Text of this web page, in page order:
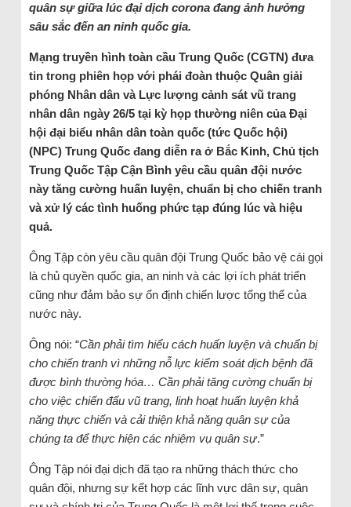
quân sự giữa lúc đại dịch corona đang ảnh hưởng
sâu sắc đến an ninh quốc gia.
Mạng truyền hình toàn cầu Trung Quốc (CGTN) đưa
tin trong phiên họp với phái đoàn thuộc Quân giải
phóng Nhân dân và Lực lượng cảnh sát vũ trang
nhân dân ngày 26/5 tại kỳ họp thường niên của Đại
hội đại biểu nhân dân toàn quốc (tức Quốc hội)
(NPC) Trung Quốc đang diễn ra ở Bắc Kinh, Chủ tịch
Trung Quốc Tập Cận Bình yêu cầu quân đội nước
này tăng cường huấn luyện, chuẩn bị cho chiến tranh
và xử lý các tình huống phức tạp đúng lúc và hiệu
quả.
Ông Tập còn yêu cầu quân đội Trung Quốc bảo vệ cái gọi
là chủ quyền quốc gia, an ninh và các lợi ích phát triển
cũng như đảm bảo sự ổn định chiến lược tổng thể của
nước này.
Ông nói: “Cần phải tìm hiểu cách huấn luyện và chuẩn bị
cho chiến tranh vì những nỗ lực kiểm soát dịch bệnh đã
được bình thường hóa… Cần phải tăng cường chuẩn bị
cho việc chiến đấu vũ trang, linh hoạt huấn luyện khả
năng thực chiến và cải thiện khả năng quân sự của
chúng ta để thực hiện các nhiệm vụ quân sự.”
Ông Tập nói đại dịch đã tạo ra những thách thức cho
quân đội, nhưng sự kết hợp các lĩnh vực dân sự, quân